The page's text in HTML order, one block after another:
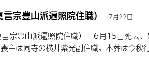
宗豊山派遍照院住職） 7月22日
言宗豊山派遍照院住職） 6月15日死去
主は同寺の横井紫光副住職。本葬は今